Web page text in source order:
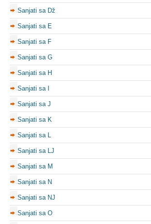
Sanjati sa Dž
Sanjati sa E
Sanjati sa F
Sanjati sa G
Sanjati sa H
Sanjati sa I
Sanjati sa J
Sanjati sa K
Sanjati sa L
Sanjati sa LJ
Sanjati sa M
Sanjati sa N
Sanjati sa NJ
Sanjati sa O